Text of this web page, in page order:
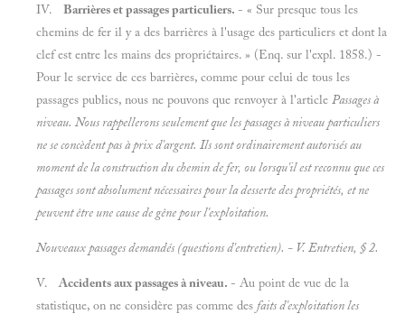
IV. Barrières et passages particuliers. - « Sur presque tous les
chemins de fer il y a des barrières à l'usage des particuliers et dont la
clef est entre les mains des propriétaires. » (Enq. sur l'expl. 1858.) -
Pour le service de ces barrières, comme pour celui de tous les
passages publics, nous ne pouvons que renvoyer à l'article Passages à
niveau. Nous rappellerons seulement que les passages à niveau particuliers
ne se concèdent pas à prix d'argent. Ils sont ordinairement autorisés au
moment de la construction du chemin de fer, ou lorsqu'il est reconnu que ces
passages sont absolument nécessaires pour la desserte des propriétés, et ne
peuvent être une cause de gêne pour l'exploitation.
Nouveaux passages demandés (questions d'entretien). - V.Entretien, § 2.
V. Accidents aux passages à niveau. - Au point de vue de la
statistique, on ne considère pas comme des faits d'exploitation les